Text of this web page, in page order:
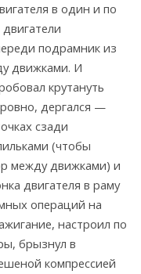
в один и по
подрамник из
движками. И
крутануть
дергался —
сзади
(чтобы
между движками) и
двигателя в раму
операций на
настроил по
брызнул в
компрессией